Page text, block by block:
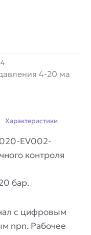
4-20 ма
Характеристики
EV002-
контроля
бар.
с цифровым
npn. Рабочее